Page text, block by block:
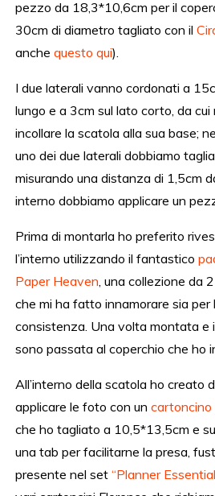
pezzo da 18,3*10,6cm per il
30cm di diametro tagliato con il
anchequesto qui).
I due laterali vanno cordonati a
lungo e a 3cm sul lato corto, da
incollare la scatola alla sua base;
uno dei due laterali dobbiamo
misurando una distanza di 1,5cm
interno dobbiamo applicare un
Prima di montarla ho preferito
l’interno utilizzando il fantastico
Paper Heaven , una collezione da
che mi ha fatto innamorare sia
consistenza. Una volta montata e
sono passata al coperchio che ho
All’interno della scatola ho creato
applicare le foto con uncartoncino
che ho tagliato a 10,5*13,5cm e
una tab per facilitarne la presa,
presente nel set“Planner